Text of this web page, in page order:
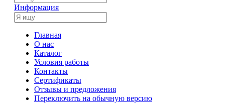
Информация
Главная
О нас
Каталог
Условия работы
Контакты
Сертификаты
Отзывы и предложения
Переключить на обычную версию